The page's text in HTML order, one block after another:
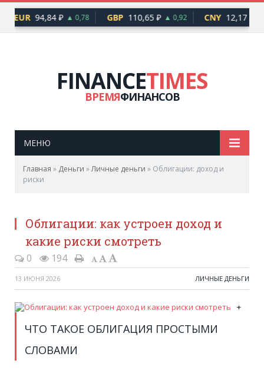
EUR 94,84 ₽ ▲ 0,78 GBP 110,65 ₽ ▲ 0,92 CNY 12,17 ₽
FINANCETIMES
ВРЕМЯФИНАНСОВ
МЕНЮ
Главная » Деньги »Личные деньги » Облигации: доход и
риски
Облигации: как устроен доход и
какие риски смотреть
0 194
13 ИЮНЯ 2026 ЛИЧНЫЕ ДЕНЬГИ
+
ЧТО ТАКОЕ ОБЛИГАЦИЯ ПРОСТЫМИ
СЛОВАМИ